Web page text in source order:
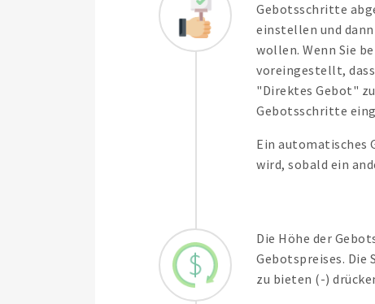
Gebotsschritte
einstellen und
wollen. Wenn Sie
voreingestellt,
"Direktes Gebot"
Gebotsschritte
Ein automatisches
wird, sobald ein
Die Höhe der
Gebotspreises. Die
zu bieten (-)